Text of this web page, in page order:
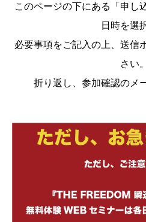
このページの下にある「申し
日時を選
必要事項をご記入の上、送信
さい。
折り返し、参加確認のメ